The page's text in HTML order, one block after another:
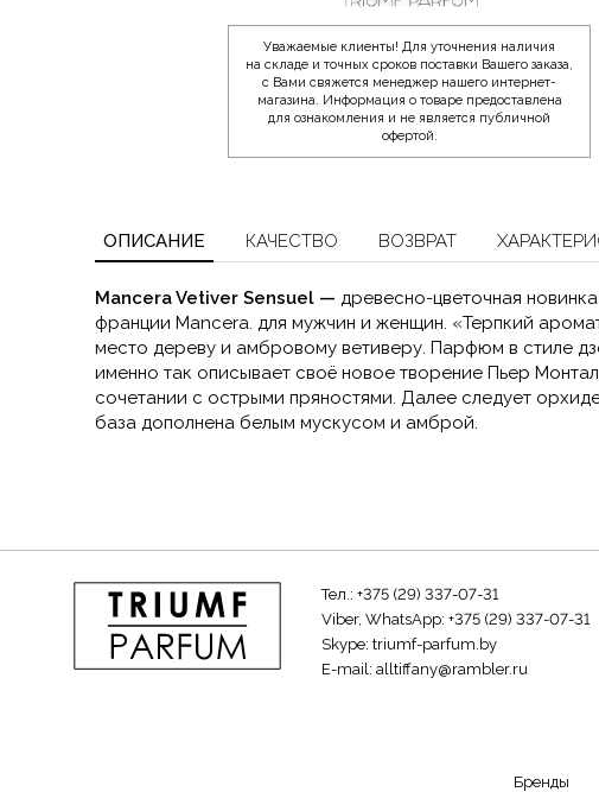
Уважаемые клиенты! Для уточнения наличия
на складе и точных сроков поставки Вашего заказа,
с Вами свяжется менеджер нашего интернет-
магазина. Информация о товаре предоставлена
для ознакомления и не является публичной
офертой.
ОПИСАНИЕ КАЧЕСТВО ВОЗВРАТ
Mancera Vetiver Sensuel — древесно-цветочная
франции Mancera. для мужчин и женщин. «Терпкий
место дереву и амбровому ветиверу. Парфюм в стиле
именно так описывает своё новое творение Пьер
сочетании с острыми пряностями. Далее следует
база дополнена белым мускусом и амброй.
Тел.: +375 (29) 337-07-31
Viber, WhatsApp: +375 (29) 337-07-31
Skype: triumf-parfum.by
E-mail: alltiffany@rambler.ru
Бренды